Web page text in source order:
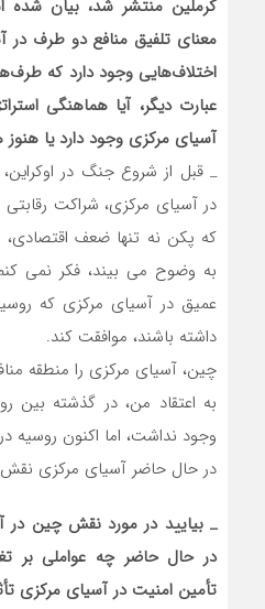
کرملین منتشر شد، بیان شده
معنای تلفیق منافع دو طرف در
اختلاف‌هایی وجود دارد که
عبارت دیگر، آیا هماهنگی
آسیای مرکزی وجود دارد یا
_ قبل از شروع جنگ در
در آسیای مرکزی، شراکت
که پکن نه تنها ضعف
به وضوح می بیند، فکر نمی
عمیق در آسیای مرکزی که
داشته باشند، موافقت کند.
چین، آسیای مرکزی را منطقه
به اعتقاد من، در گذشته بین
وجود نداشت، اما اکنون روسیه
در حال حاضر آسیای مرکزی نقش
_بیایید در مورد نقش چین
در حال حاضر چه عواملی بر
تأمین امنیت در آسیای مرکزی